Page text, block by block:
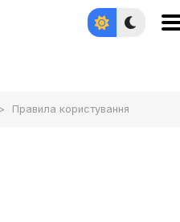
Правила користування